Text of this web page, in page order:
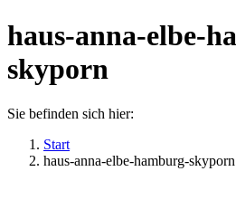
haus-anna-elbe-
skyporn
Sie befinden sich hier:
Start
haus-anna-elbe-hamburg-skyporn